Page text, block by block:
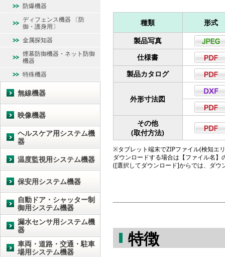
種類
形式
製品写真
仕様書
製品カタログ
外形寸法図
その他
(取付方法)
※タブレット端末でZIPファイル(検知エ
ダウンロードする場合は【ファイル名
([選択してダウンロード]からでは、ダ
特徴
防爆機器
ディフェンス機器 〔防
御・護身用〕
金属探知器
煙幕防御機器・ネット防御
機器
特殊機器
無線機器
映像機器
ヘルスケア用システム機
器
温度監視用システム機器
保安用システム機器
自動ドア・シャッター制
御用システム機器
漏水センサ用システム機
器
車両・道路・交通・駐車
場用システム機器